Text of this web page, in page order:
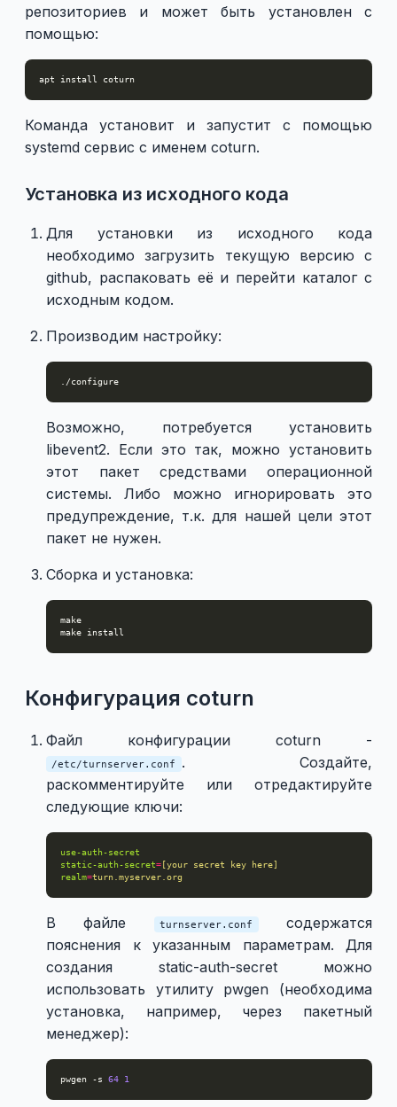
репозиториев и может быть установлен с
помощью:
Команда установит и запустит с помощью
systemd сервис с именем coturn.
Установка из исходного кода
Для установки из исходного кода
необходимо загрузить текущую версию с
github, распаковать её и перейти каталог с
исходным кодом.
Производим настройку:
Возможно, потребуется установить
libevent2. Если это так, можно установить
этот пакет средствами операционной
системы. Либо можно игнорировать это
предупреждение, т.к. для нашей цели этот
пакет не нужен.
Сборка и установка:
Конфигурация coturn
Файл конфигурации coturn -
/etc/turnserver.conf . Создайте,
раскомментируйте или отредактируйте
следующие ключи:
use-auth-secret
static-auth-secret= [your secret key here]
realm=turn.myserver.org
В файле turnserver.conf содержатся
пояснения к указанным параметрам. Для
создания static-auth-secret можно
использовать утилиту pwgen (необходима
установка, например, через пакетный
менеджер):
pwgen -s 64 1